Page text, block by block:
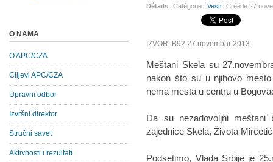
Détails Catégorie :Vesti Créé le27
IZVOR: B92 27.novembar 2013.
Meštani Skela su
nakon što su u njihovo
nema mesta u centru u
Da su nezadovoljni meštani
zajednice Skela, Života
Podsetimo, Vlada Srbije je
O NAMA
O APC/CZA
Ciljevi APC/CZA
Upravni odbor
Izvršni direktor
Stručni savet
Aktivnosti i rezultati